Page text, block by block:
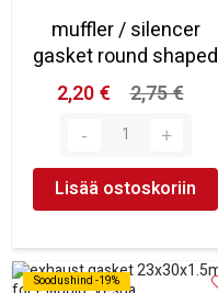
muffler / silencer
gasket round shaped
2,20 €
2,75 €
Lisää ostoskoriin
Soodushind -19%
Soodushind -19%